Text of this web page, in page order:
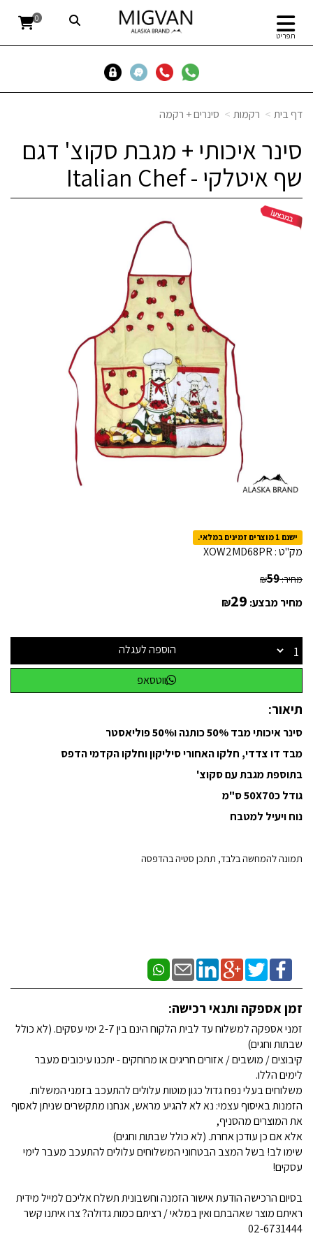
תפריט
0
דף בית רקמות סינרים + רקמה
סינר איכותי + מגבת סקוצ' דגם
שף איטלקי - Italian Chef
ישנם 1 מוצרים זמינים במלאי.
מק"ט : XOW2MD68PR
מחיר: ₪59
מחיר מבצע: ₪29
הוספה לעגלה
ווטסאפ
תיאור:
סינר איכותי מבד 50% כותנה ו50% פוליאסטר
מבד דו צדדי, חלקו האחורי סיליקון וחלקו הקדמי הדפס
בתוספת מגבת עם סקוצ'
גודל כ50X70 ס"מ
נוח ויעיל למטבח
תמונה להמחשה בלבד, תתכן סטיה בהדפסה
זמן אספקה ותנאי רכישה:
זמני אספקה למשלוח עד לבית הלקוח הינם בין 2-7 ימי עסקים. (לא כולל
שבתות וחגים)
קיבוצים / מושבים / אזורים חריגים או מרוחקים - יתכנו עיכובים מעבר
לימים הללו.
משלוחים בעלי נפח גדול כגון מוטות עלולים להתעכב בזמני המשלוח.
הזמנות באיסוף עצמי: נא לא להגיע מראש, אנחנו מתקשרים שניתן לאסוף
את המוצרים מהסניף,
אלא אם כן עודכן אחרת. (לא כולל שבתות וחגים)
שימו לב! בשל המצב הבטחוני המשלוחים עלולים להתעכב מעבר לימי
עסקים!
בסיום הרכישה הודעת אישור הזמנה וחשבונית תשלח אליכם למייל מידית
ראיתם מוצר שאהבתם ואין במלאי / רציתם כמות גדולה? צרו איתנו קשר
02-6731444